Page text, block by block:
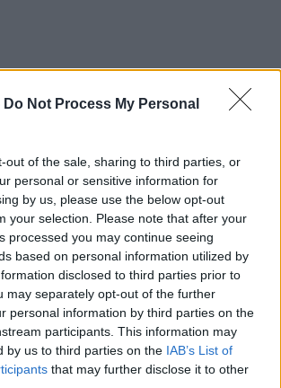
Do Not Process My Personal
out of the sale, sharing to third parties, or
personal or sensitive information for
by us, please use the below opt-out
your selection. Please note that after your
processed you may continue seeing
based on personal information utilized by
disclosed to third parties prior to
may separately opt-out of the further
personal information by third parties on the
participants. This information may
by us to third parties on the IAB’s List of
that may further disclose it to other